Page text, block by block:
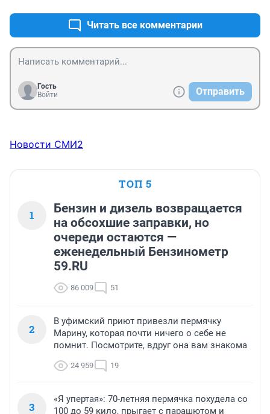
Читать все комментарии
Гость
Войти
Отправить
Новости СМИ2
ТОП 5
1
Бензин и дизель возвращается
на обсохшие заправки, но
очереди остаются —
еженедельный Бензинометр
59.RU
86 009 51
2
В уфимский приют привезли пермячку
Марину, которая почти ничего о себе не
помнит. Посмотрите, вдруг она вам знакома
24 959 19
3
«Я упертая»: 70-летняя пермячка похудела со
100 до 59 кило, прыгает с парашютом и